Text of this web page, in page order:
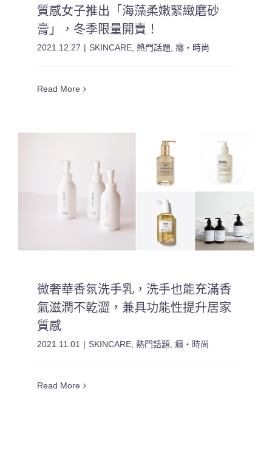
質感女子推出「海藻柔嫩緊緻磨砂
膏」，冬季限量開賣！
2021.12.27 | SKINCARE ,熱門話題 ,癮・時尚
Read More
微奢華香氛洗手乳，洗手也能充滿香
氣滋潤不乾澀，兼具功能性提升居家
質感
2021.11.01 | SKINCARE,熱門話題,癮・時尚
Read More